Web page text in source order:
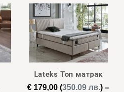
Lateks Топ матрак
€ 179,00 (350.09 лв.) –